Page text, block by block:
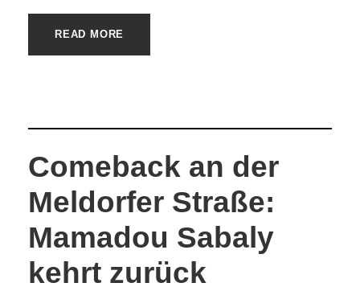
READ MORE
Comeback an der
Meldorfer Straße:
Mamadou Sabaly
kehrt zurück